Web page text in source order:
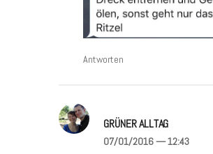
Antworten
GRÜNER ALLTAG
07/01/2016— 12:43